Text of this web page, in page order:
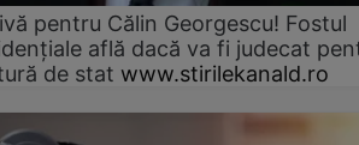
pentru Călin Georgescu! Fostul
află dacă va fi judecat
de stat www.stirilekanald.ro